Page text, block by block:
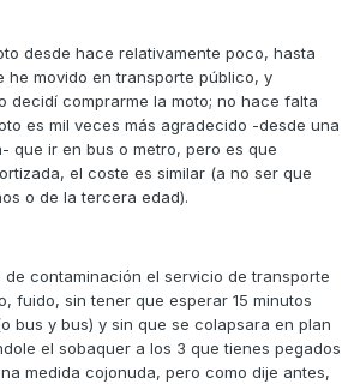
desde hace relativamente poco, hasta
he movido en transporte público, y
decidí comprarme la moto; no hace falta
es mil veces más agradecido -desde una
que ir en bus o metro, pero es que
el coste es similar (a no ser que
o de la tercera edad).
de contaminación el servicio de transporte
fuido, sin tener que esperar 15 minutos
bus y bus) y sin que se colapsara en plan
el sobaquer a los 3 que tienes pegados
medida cojonuda, pero como dije antes,